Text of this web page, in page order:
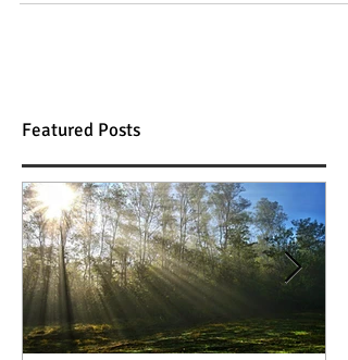
Featured Posts